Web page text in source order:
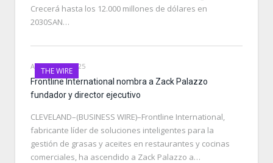
Crecerá hasta los 12.000 millones de dólares en
2030SAN…
THE WIRE
AUGUST 27, 2025
Frontline International nombra a Zack Palazzo
fundador y director ejecutivo
CLEVELAND–(BUSINESS WIRE)–Frontline International,
fabricante líder de soluciones inteligentes para la
gestión de grasas y aceites en restaurantes y cocinas
comerciales, ha ascendido a Zack Palazzo a…